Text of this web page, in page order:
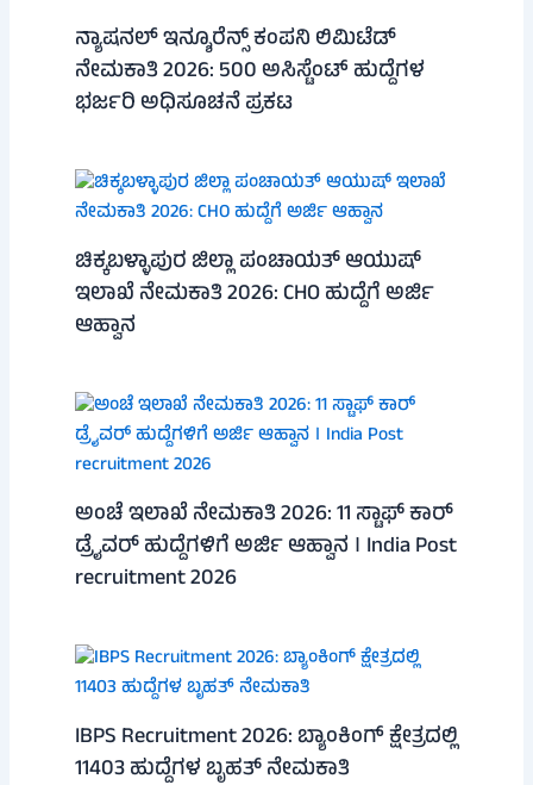
ನ್ಯಾಷನಲ್ ಇನ್ಶೂರೆನ್ಸ್ ಕಂಪನಿ ಲಿಮಿಟೆಡ್
ನೇಮಕಾತಿ 2026: 500 ಅಸಿಸ್ಟೆಂಟ್ ಹುದ್ದೆಗಳ
ಭರ್ಜರಿ ಅಧಿಸೂಚನೆ ಪ್ರಕಟ
ಚಿಕ್ಕಬಳ್ಳಾಪುರ ಜಿಲ್ಲಾ ಪಂಚಾಯತ್ ಆಯುಷ್
ಇಲಾಖೆ ನೇಮಕಾತಿ 2026: CHO ಹುದ್ದೆಗೆ ಅರ್ಜಿ
ಆಹ್ವಾನ
ಅಂಚೆ ಇಲಾಖೆ ನೇಮಕಾತಿ 2026: 11 ಸ್ಟಾಫ್ ಕಾರ್
ಡ್ರೈವರ್ ಹುದ್ದೆಗಳಿಗೆ ಅರ್ಜಿ ಆಹ್ವಾನ । India Post
recruitment 2026
IBPS Recruitment 2026: ಬ್ಯಾಂಕಿಂಗ್ ಕ್ಷೇತ್ರದಲ್ಲಿ
11403 ಹುದ್ದೆಗಳ ಬೃಹತ್ ನೇಮಕಾತಿ